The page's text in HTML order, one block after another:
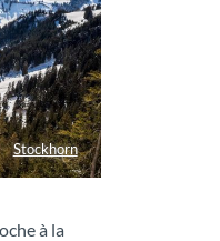
Stockhorn
à la